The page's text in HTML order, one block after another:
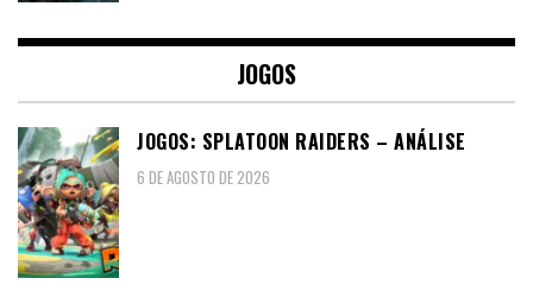
JOGOS
JOGOS: SPLATOON RAIDERS – ANÁLISE
6 DE AGOSTO DE 2026